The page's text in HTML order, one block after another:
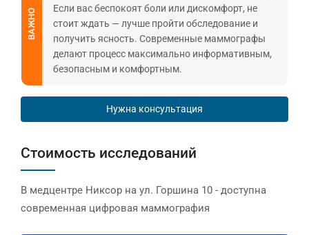
ВАЖНО
Если вас беспокоят боли или дискомфорт, не
стоит ждать — лучше пройти обследование и
получить ясность. Современные маммографы
делают процесс максимально информативным,
безопасным и комфортным.
Нужна консультация
Стоимость исследований
В медцентре Никсор на ул. Горшина 10 - доступна
современная цифровая маммография